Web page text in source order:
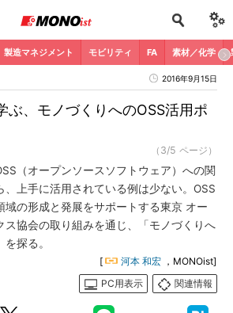
製造マネジメント モビリティ FA 素材／化学
2016年9月15日
ぶ、モノづくりへのOSS活用ポ
（3/5 ページ）
（オープンソースソフトウェア）への関
、上手に活用されている例は少ない。OSS
域の形成と発展をサポートする東京 オー
ス協会の取り組みを通じ、「モノづくりへ
探る。
[ 河本 和宏 ，MONOist]
PC用表示
関連情報